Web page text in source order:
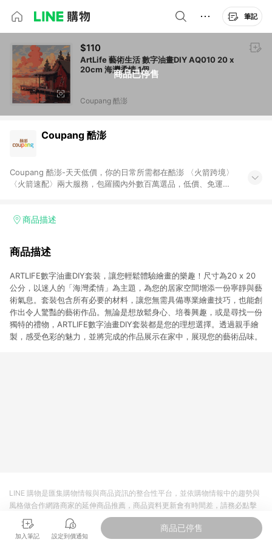
筆記
商品已停售
$110
ArtLife 藝術生活 數字油畫DIY AQ010 20 x
20cm 海灣柔情 1個
Coupang 酷澎
Coupang 酷澎
Coupang 酷澎-天天低價，你的日常所需都在酷澎 〈火箭跨境〉
〈火箭速配〉兩大服務，包羅國內外數百萬選品，低價、免運，
加入WOW會員告別湊免運，火箭速配、火箭跨境優質選品不限金
商品描述
商品描述
ARTLIFE數字油畫DIY套裝，讓您輕鬆體驗繪畫的樂趣！尺寸為20 x 20
公分，以迷人的「海灣柔情」為主題，為您的居家空間增添一份寧靜與藝
術氣息。套裝包含所有必要的材料，讓您無需具備專業繪畫技巧，也能創
作出令人驚豔的藝術作品。無論是想放鬆身心、培養興趣，或是尋找一份
獨特的禮物，ARTLIFE數字油畫DIY套裝都是您的理想選擇。透過親手繪
製，感受色彩的魅力，並將完成的作品展示在家中，展現您的藝術品味。
加入筆記 設定到價通知
商品已停售
LINE 購物是匯集購物情報與商品資訊的整合性平台，並依購物情報中的趨勢與
風格做合作網路商家的延伸商品推薦，商品資料更新會有時間差，請務必點擊
商品至各合作網路商家，確認現售價與購物條件，一切資訊以合作廠商網頁為
準。